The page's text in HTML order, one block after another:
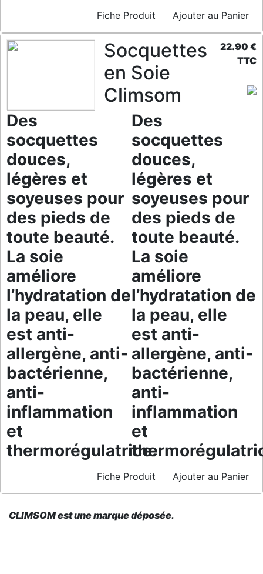
Fiche Produit Ajouter au Panier
Socquettes
en Soie
Climsom
Des
socquettes
douces,
légères et
soyeuses pour
des pieds de
toute beauté.
La soie
améliore
l’hydratation de
la peau, elle
est anti-
allergène, anti-
bactérienne,
anti-
inflammation
et
thermorégulatrice.
Des
socquettes
douces,
légères et
soyeuses pour
des pieds de
toute beauté.
La soie
améliore
l’hydratation de
la peau, elle
est anti-
allergène, anti-
bactérienne,
anti-
inflammation
et
22.90 €
TTC
Fiche Produit Ajouter au Panier
CLIMSOM est une marque déposée.